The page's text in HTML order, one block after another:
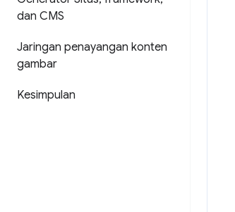
dan CMS
Jaringan penayangan konten
gambar
Kesimpulan